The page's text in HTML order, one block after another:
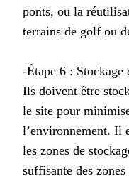
ponts, ou la
terrains de golf ou
-Étape 6 : Stockage
Ils doivent être
le site pour
l’environnement. Il
les zones de
suffisante des